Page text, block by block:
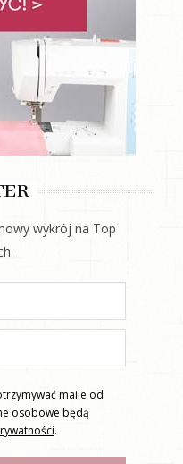
wykrój na Top
maile od
osobowe będą
.